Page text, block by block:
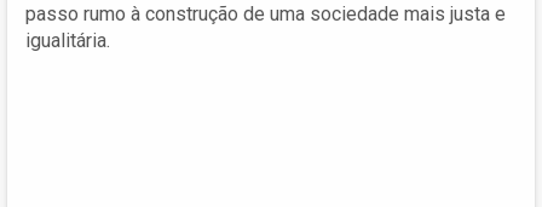
passo rumo à construção de uma sociedade mais justa e
igualitária.